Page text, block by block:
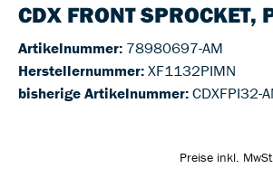
CDX FRONT SPROCKET,
Artikelnummer: 78980697-AM
Herstellernummer:XF1132PIMN
bisherige Artikelnummer:CDXFPI32-
Preise inkl.